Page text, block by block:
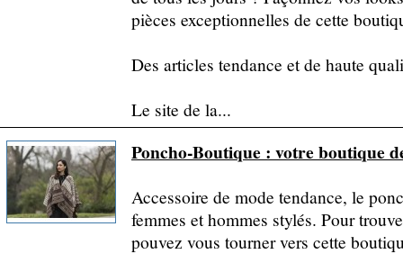
pièces exceptionnelles de cette
Des articles tendance et de haute
Le site de la...
Poncho-Boutique : votre boutique
Accessoire de mode tendance, le
femmes et hommes stylés. Pour
pouvez vous tourner vers cette